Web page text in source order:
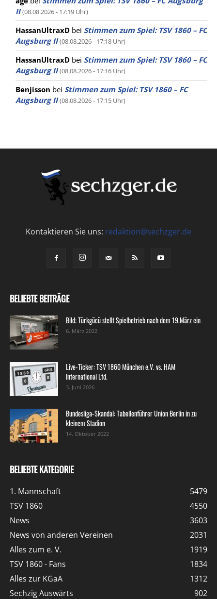
II (08.08.2026 - 17:19 Uhr)
HassanUltraxD bei Stimmen zum Spiel: TSV 1860 – FC
Augsburg II (08.08.2026 - 17:18 Uhr)
HassanUltraxD bei Stimmen zum Spiel: TSV 1860 – FC
Augsburg II (08.08.2026 - 17:16 Uhr)
Benjisson bei Stimmen zum Spiel: TSV 1860 – FC
Augsburg II (08.08.2026 - 17:15 Uhr)
Kontaktieren Sie uns: redaktion@sechzger.de
BELIEBTE BEITRÄGE
Bild: Türkgücü stellt Spielbetrieb nach dem 19.März ein
6. März 2022
Live-Ticker: TSV 1860 München e.V. vs. HAM
International Ltd.
3. Juni 2026
Bundesliga-Skandal: Tabellenführer Union Berlin in zu
kleinem Stadion
14. Oktober 2022
BELIEBTE KATEGORIE
1. Mannschaft
5479
TSV 1860
4550
News
3603
News von anderen Vereinen
2031
Alles zum e. V.
1919
TSV 1860 - Fans
1834
Alles zur KGaA
1312
Sechzig Auswärts
902